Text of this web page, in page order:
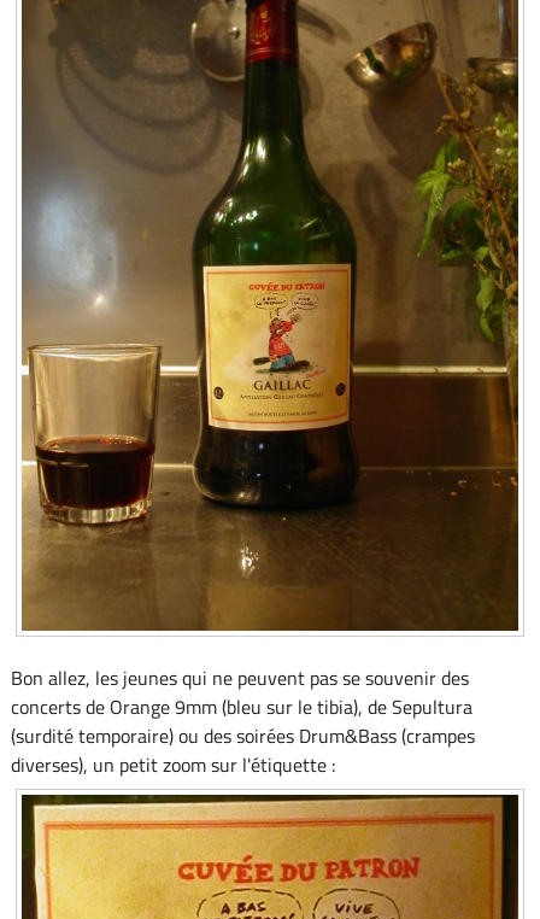
Bon allez, les jeunes qui ne peuvent pas se souvenir des
concerts de Orange 9mm (bleu sur le tibia), de Sepultura
(surdité temporaire) ou des soirées Drum&Bass (crampes
diverses), un petit zoom sur l'étiquette :